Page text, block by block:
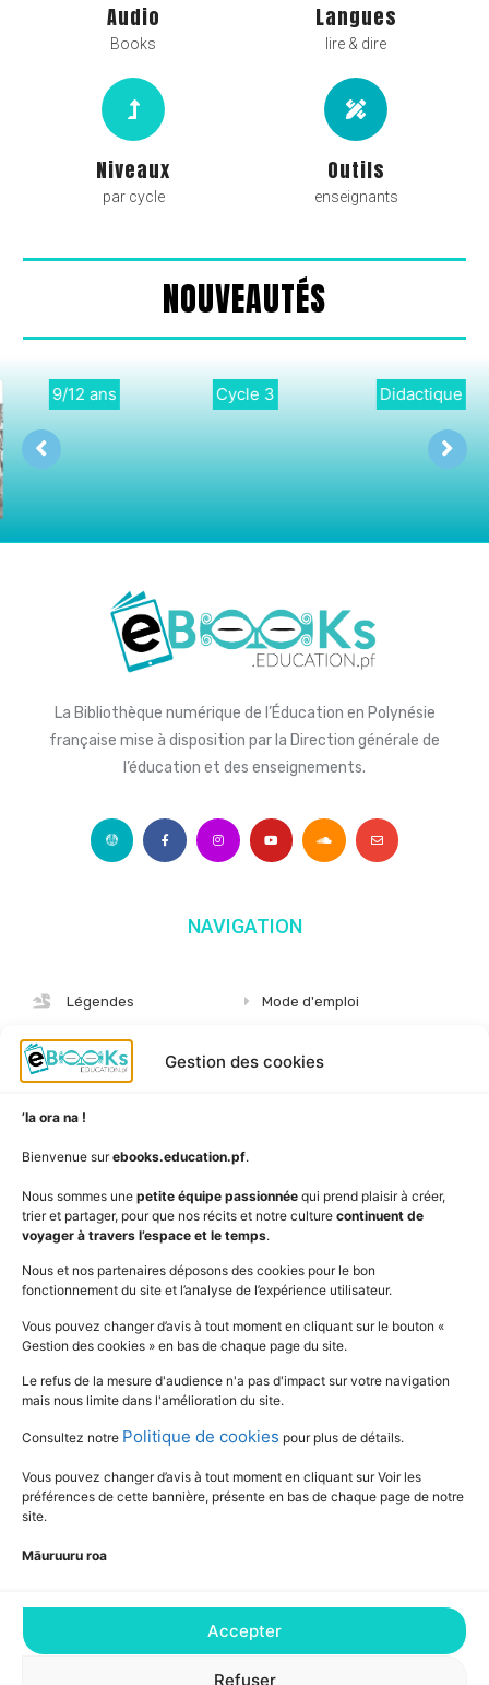
Gestion des cookies
’Ia ora na !
Bienvenue surebooks.education.pf.
Nous sommes une petite équipe passionnée qui prend plaisir à créer,
trier et partager, pour que nos récits et notre culture continuent de
voyager à travers l’espace et le temps.
Nous et nos partenaires déposons des cookies pour le bon
fonctionnement du site et l’analyse de l’expérience utilisateur.
Vous pouvez changer d’avis à tout moment en cliquant sur le bouton «
Gestion des cookies » en bas de chaque page du site.
Le refus de la mesure d'audience n'a pas d'impact sur votre navigation
mais nous limite dans l'amélioration du site.
Consultez notre Politique de cookies pour plus de détails.
Vous pouvez changer d’avis à tout moment en cliquant sur Voir les
préférences de cette bannière, présente en bas de chaque page de notre
site.
Māuruuru roa
Accepter
Refuser
Audio
Books
Langues
lire & dire
Niveaux
par cycle
Outils
enseignants
NOUVEAUTÉS
9/12 ans Cycle 3 Didactique
La Bibliothèque numérique de l’Éducation en Polynésie
française mise à disposition par la Direction générale de
l’éducation et des enseignements.
NAVIGATION
Légendes
Albums
Langues
Niveaux
AudioBooks
Outils
Vidéos
Mode d'emploi
Mentions légales
www.education.pf
SUIVEZ L'ACTUALITÉ DE L'ÉDUCATION
Consultez notre Déclaration relative aux